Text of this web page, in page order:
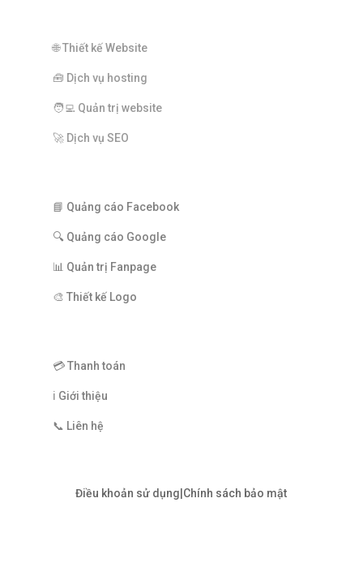
🌐 Thiết kế Website
🧰 Dịch vụ hosting
🧑‍💻 Quản trị website
🚀 Dịch vụ SEO
📘 Quảng cáo Facebook
🔍 Quảng cáo Google
📊 Quản trị Fanpage
🎨 Thiết kế Logo
💳 Thanh toán
ℹ️ Giới thiệu
📞 Liên hệ
Điều khoản sử dụng|Chính sách bảo mật